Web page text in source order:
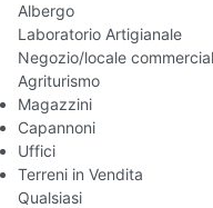
Albergo
Laboratorio Artigianale
Negozio/locale
Agriturismo
Magazzini
Capannoni
Uffici
Terreni in Vendita
Qualsiasi